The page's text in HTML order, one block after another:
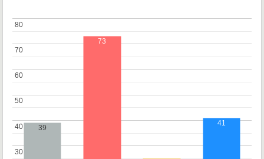
30
30
40
40
50
50
60
60
70
70
80
80
39
73
41